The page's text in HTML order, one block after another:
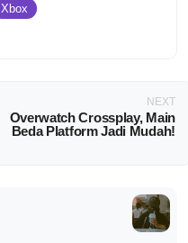
Xbox
NEXT
Overwatch Crossplay, Main
Beda Platform Jadi Mudah!